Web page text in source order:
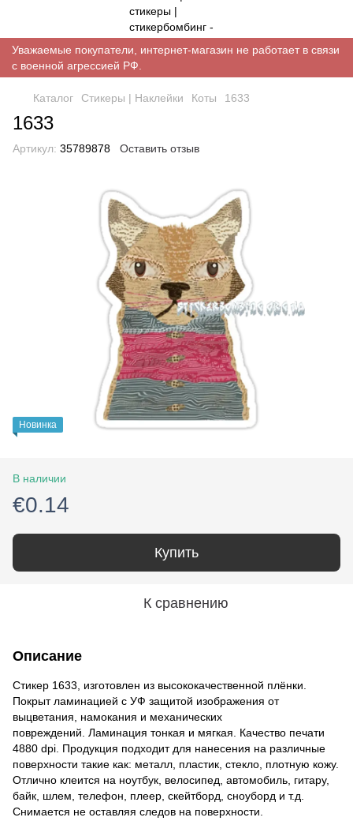
Уважаемые покупатели, интернет-магазин не работает в связи
с военной агрессией РФ.
Каталог Стикеры | Наклейки Коты 1633
1633
Артикул: 35789878 Оставить отзыв
Новинка
В наличии
€0.14
Купить
К сравнению
Описание
Стикер 1633, изготовлен из высококачественной плёнки.
Покрыт ламинацией с УФ защитой изображения от
выцветания, намокания и механических
повреждений. Ламинация тонкая и мягкая. Качество печати
4880 dpi. Продукция подходит для нанесения на различные
поверхности такие как: металл, пластик, стекло, плотную кожу.
Отлично клеится на ноутбук, велосипед, автомобиль, гитару,
байк, шлем, телефон, плеер, скейтборд, сноуборд и т.д.
Снимается не оставляя следов на поверхности.